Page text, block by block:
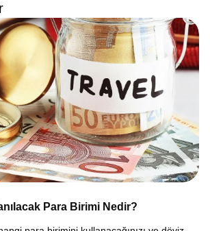
Para Birimi Nedir?